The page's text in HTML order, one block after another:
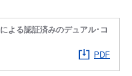
よる認証済みのデュアル･コ
PDF